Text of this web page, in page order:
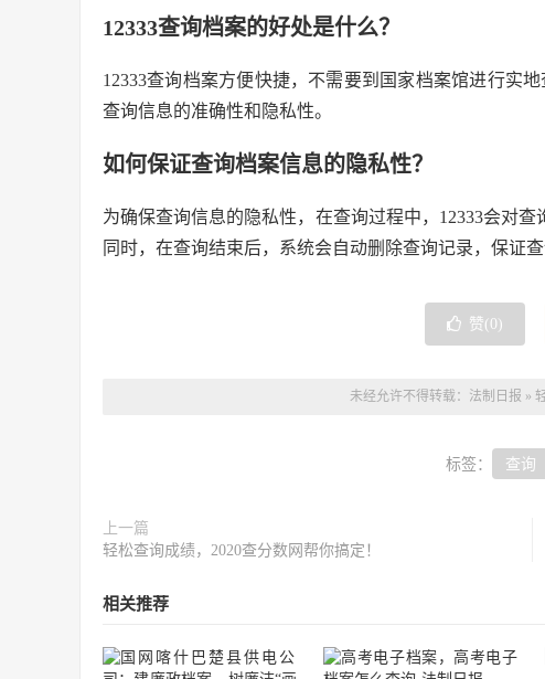
12333查询档案的好处是什么？
12333查询档案方便快捷，不需要到国家档案馆进行实
查询信息的准确性和隐私性。
如何保证查询档案信息的隐私性？
为确保查询信息的隐私性，在查询过程中，12333会对
同时，在查询结束后，系统会自动删除查询记录，保证查
赞( 0 )
未经允许不得转载： 法制日报 »
标签： 查询
上一篇
轻松查询成绩，2020查分数网帮你搞定！
相关推荐